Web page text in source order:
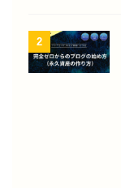
2